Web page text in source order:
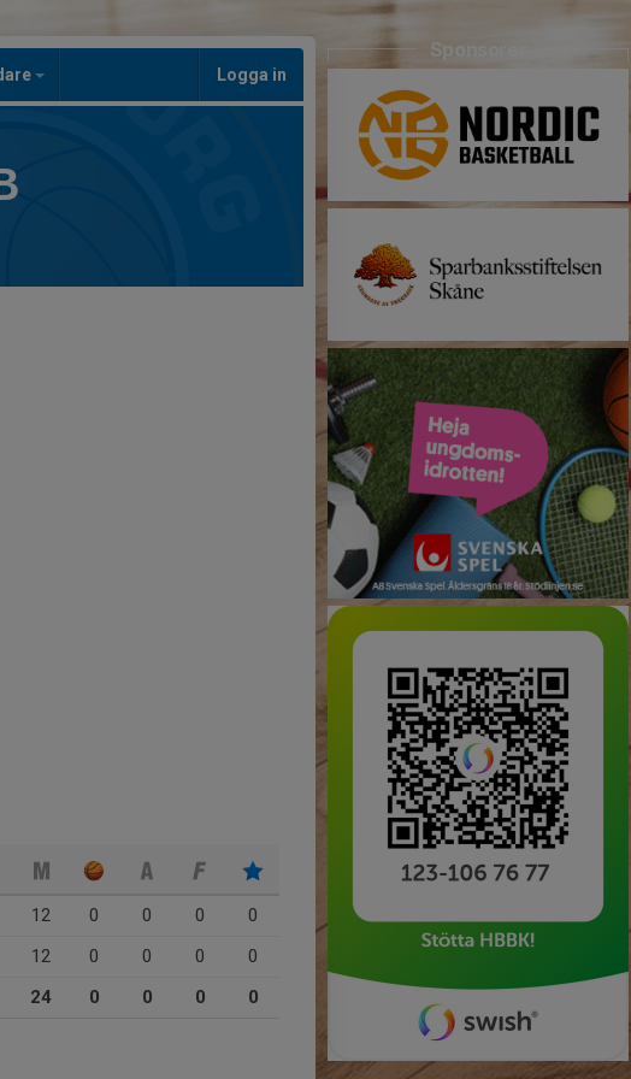
Logga in
12 0 0 0
0
12 0 0 0
0
24 0 0 0 0
Sponsorer